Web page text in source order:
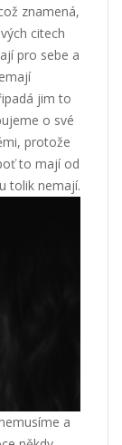
znamená,
citech
pro sebe a
jim to
o své
protože
to mají od
tolik nemají.
a